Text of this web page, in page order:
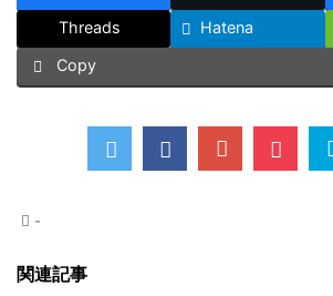
Threads
Hatena
Copy
-
関連記事